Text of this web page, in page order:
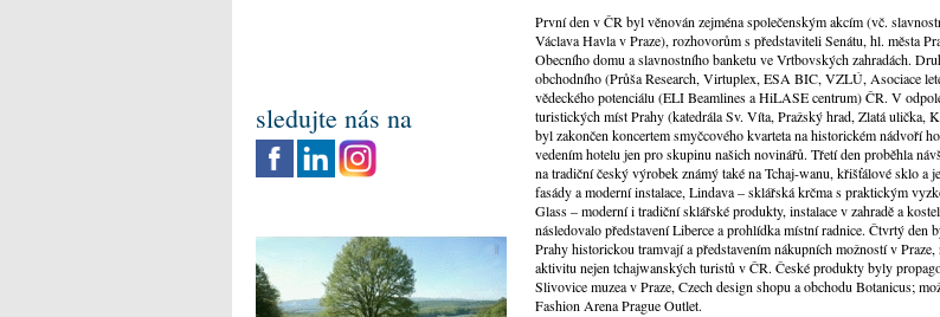
První den v ČR byl věnován zejména společenským akcím (vč.
Václava Havla v Praze), rozhovorům s představiteli Senátu, hl. města
Obecního domu a slavnostního banketu ve Vrtbovských zahradách.
obchodního (Průša Research, Virtuplex, ESA BIC, VZLÚ, Asociace
vědeckého potenciálu (ELI Beamlines a HiLASE centrum) ČR. V
turistických míst Prahy (katedrála Sv. Víta, Pražský hrad, Zlatá ulička,
byl zakončen koncertem smyčcového kvarteta na historickém nádvoří
vedením hotelu jen pro skupinu našich novinářů. Třetí den proběhla
na tradiční český výrobek známý také na Tchaj-wanu, křišťálové sklo a
fasády a moderní instalace, Lindava – sklářská krčma s praktickým
Glass – moderní i tradiční sklářské produkty, instalace v zahradě a
následovalo představení Liberce a prohlídka místní radnice. Čtvrtý den
Prahy historickou tramvají a představením nákupních možností v
aktivitu nejen tchajwanských turistů v ČR. České produkty byly
Slivovice muzea v Praze, Czech design shopu a obchodu Botanicus;
Fashion Arena Prague Outlet.
sledujte nás na